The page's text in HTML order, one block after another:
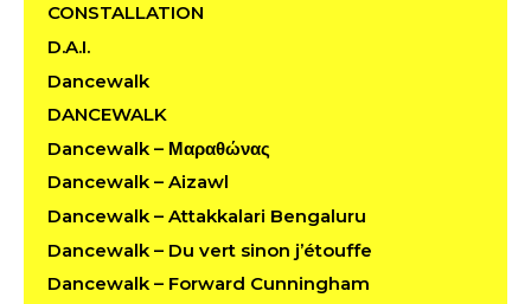
CONSTALLATION
D.A.I.
Dancewalk
DANCEWALK
Dancewalk – Μαραθώνας
Dancewalk – Aizawl
Dancewalk – Attakkalari Bengaluru
Dancewalk – Du vert sinon j’étouffe
Dancewalk – Forward Cunningham